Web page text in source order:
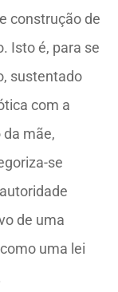
construção de
Isto é, para se
sustentado
com a
mãe,
se
de uma
uma lei